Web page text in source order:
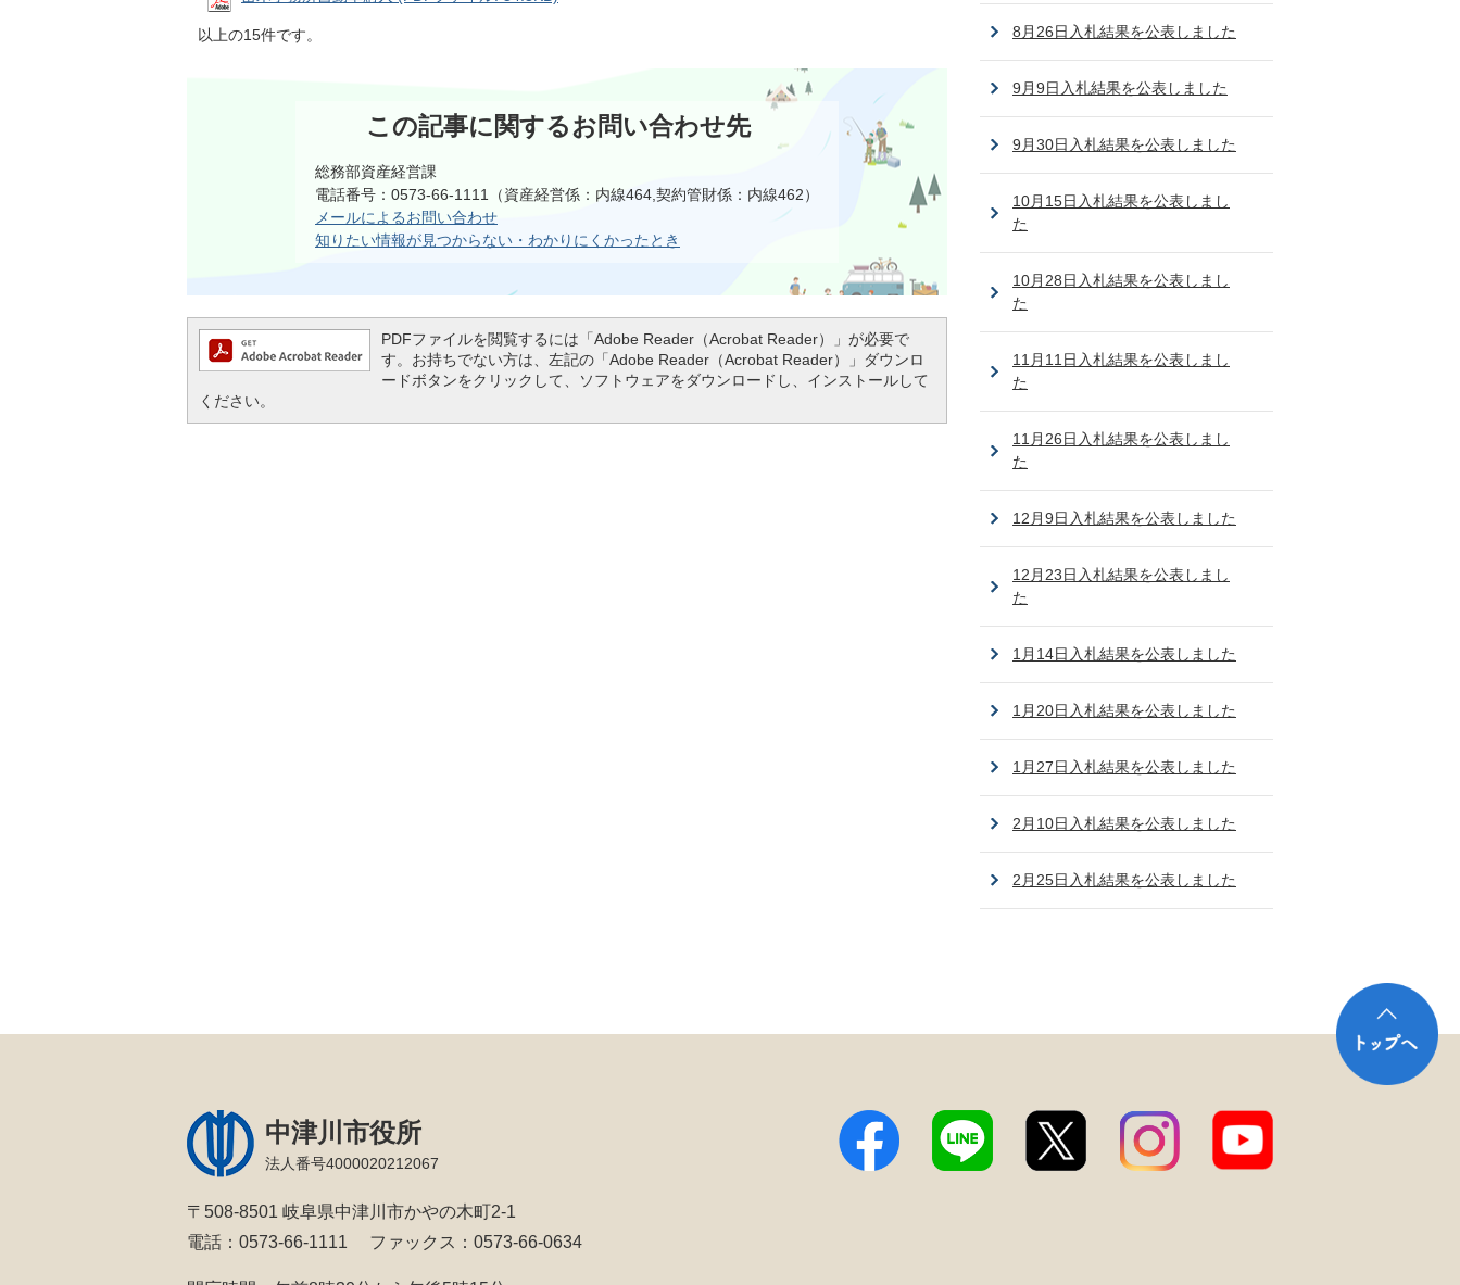
以上の15件です。
この記事に関するお問い合わせ先
総務部資産経営課
電話番号：0573-66-1111（資産経営係：内線464,契約管財係：内線462）
メールによるお問い合わせ
知りたい情報が見つからない・わかりにくかったとき
PDFファイルを閲覧するには「Adobe Reader（Acrobat Reader）」が必要で
す。お持ちでない方は、左記の「Adobe Reader（Acrobat Reader）」ダウンロ
ードボタンをクリックして、ソフトウェアをダウンロードし、インストールして
ください。
8月26日入札結果を公表しました
9月9日入札結果を公表しました
9月30日入札結果を公表しました
10月15日入札結果を公表しまし
た
10月28日入札結果を公表しまし
た
11月11日入札結果を公表しまし
た
11月26日入札結果を公表しまし
た
12月9日入札結果を公表しました
12月23日入札結果を公表しまし
た
1月14日入札結果を公表しました
1月20日入札結果を公表しました
1月27日入札結果を公表しました
2月10日入札結果を公表しました
2月25日入札結果を公表しました
中津川市役所
法人番号4000020212067
〒508-8501 岐阜県中津川市かやの木町2-1
電話：0573-66-1111
ファックス：0573-66-0634